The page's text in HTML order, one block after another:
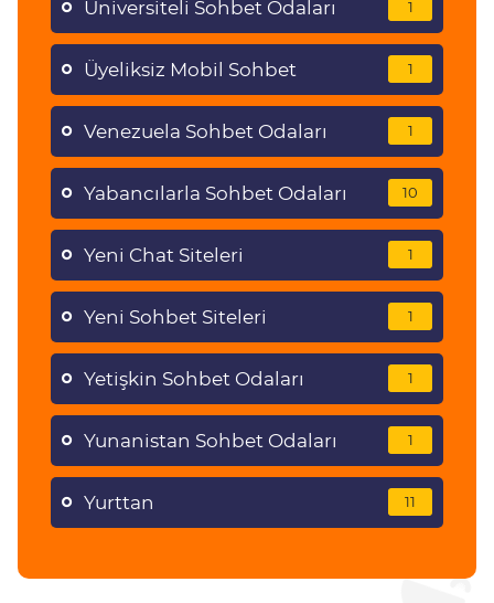
Üniversiteli Sohbet Odaları 1
Üyeliksiz Mobil Sohbet 1
Venezuela Sohbet Odaları 1
Yabancılarla Sohbet Odaları 10
Yeni Chat Siteleri 1
Yeni Sohbet Siteleri 1
Yetişkin Sohbet Odaları 1
Yunanistan Sohbet Odaları 1
Yurttan 11